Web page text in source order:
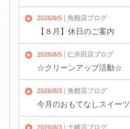
2026/8/5 角館店ブログ
【８月】休日のご案内
2026/8/5 仁井田店ブログ
☆クリーンアップ活動☆
2026/8/3 角館店ブログ
今月のおもてなしスイーツ
2026/8/3 土崎店ブログ